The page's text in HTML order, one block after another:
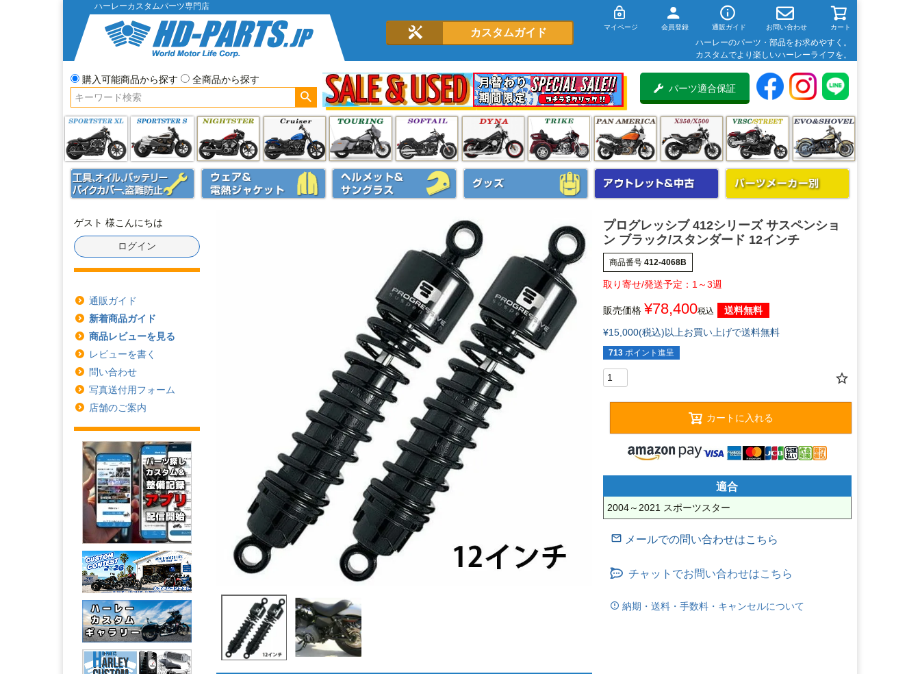
ハーレーカスタムパーツ専門店
カスタムガイド マイページ 会員登録 通販ガイド お問い合わせ カート
ハーレーのパーツ・部品をお求めやすく。
カスタムでより楽しいハーレーライフを。
購入可能商品から探す
全商品から探す
パーツ適合保証
ゲスト 様こんにちは
ログイン
通販ガイド
新着商品ガイド
商品レビューを見る
レビューを書く
問い合わせ
写真送付用フォーム
店舗のご案内
プログレッシブ 412シリーズ サスペンショ
ン ブラック/スタンダード 12インチ
商品番号 412-4068B
1～3週
販売価格 ¥78,400税込
送料無料
¥15,000(税込)以上お買い上げで送料無料
713 ポイント進呈
カートに入れる
適合
2004～2021 スポーツスター
チャットでお問い合わせはこちら
納期・送料・手数料・キャンセルについて